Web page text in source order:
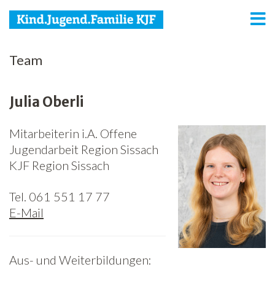
KJF
Jugend
Familie
Media
Agenda
Netzwerk
Team
Julia Oberli
Mitarbeiterin i.A. Offene
Jugendarbeit Region Sissach
KJF Region Sissach
Tel. 061 551 17 77
E-Mail
Aus- und Weiterbildungen: